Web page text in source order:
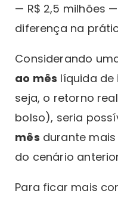
— R$ 2,5 milhões
diferença na
Considerando
ao mês líquida
seja, o retorno
bolso), seria
mês durante
do cenário
Para ficar mais